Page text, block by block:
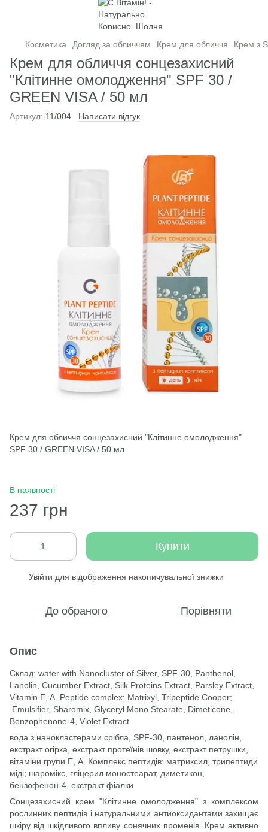
Косметика Догляд за обличчям Крем для обличчя Крем з
Крем для обличчя сонцезахисний
"Клітинне омолодження" SPF 30 /
GREEN VISA / 50 мл
Артикул: 11/004 Написати відгук
Крем для обличчя сонцезахисний "Клітинне омолодження"
SPF 30 / GREEN VISA / 50 мл
В наявності
237 грн
Купити
Увійти для відображення накопичувальної знижки
До обраного Порівняти
Опис
Склад: water with Nanocluster of Silver, SPF-30, Panthenol,
Lanolin, Cucumber Extract, Silk Proteins Extract, Parsley Extract,
Vitamin E, A. Peptide complex: Matrixyl, Tripeptide Cooper;
Emulsifier, Sharomix, Glyceryl Mono Stearate, Dimeticone,
Benzophenone-4, Violet Extract
вода з нанокластерами срібла, SPF-30, пантенол, ланолін,
екстракт огірка, екстракт протеїнів шовку, екстракт петрушки,
вітаміни групи Е, А. Комплекс пептидів: матриксил, трипептиди
міді; шаромікс, гліцерил моностеарат, диметикон,
бензофенон-4, екстракт фіалки
Сонцезахисний крем "Клітинне омолодження" з комплексом
рослинних пептидів і натуральними антиоксидантами захищає
шкіру від шкідливого впливу сонячних променів. Крем активно